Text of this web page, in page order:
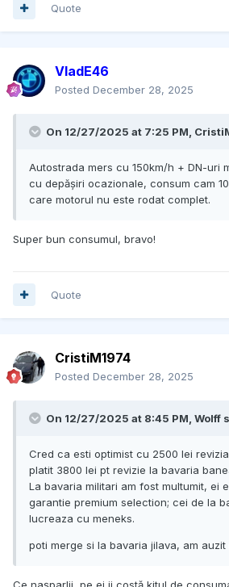
Quote
VladE46
Posted December 28, 2025
On 12/27/2025 at 7:25 PM,
Autostrada mers cu 150km/h + DN-uri
cu depășiri ocazionale, consum cam
care motorul nu este rodat complet.
Super bun consumul, bravo!
Quote
CristiM1974
Posted December 28, 2025
On 12/27/2025 at 8:45 PM, Wolff
Cred ca esti optimist cu 2500 lei
platit 3800 lei pt revizie la bavaria
La bavaria militari am fost multumit, ei
garantie premium selection; cei de la
lucreaza cu meneks.
poti merge si la bavaria jilava, am auzit
Ce nașparlii, pe ei ii costă kitul de